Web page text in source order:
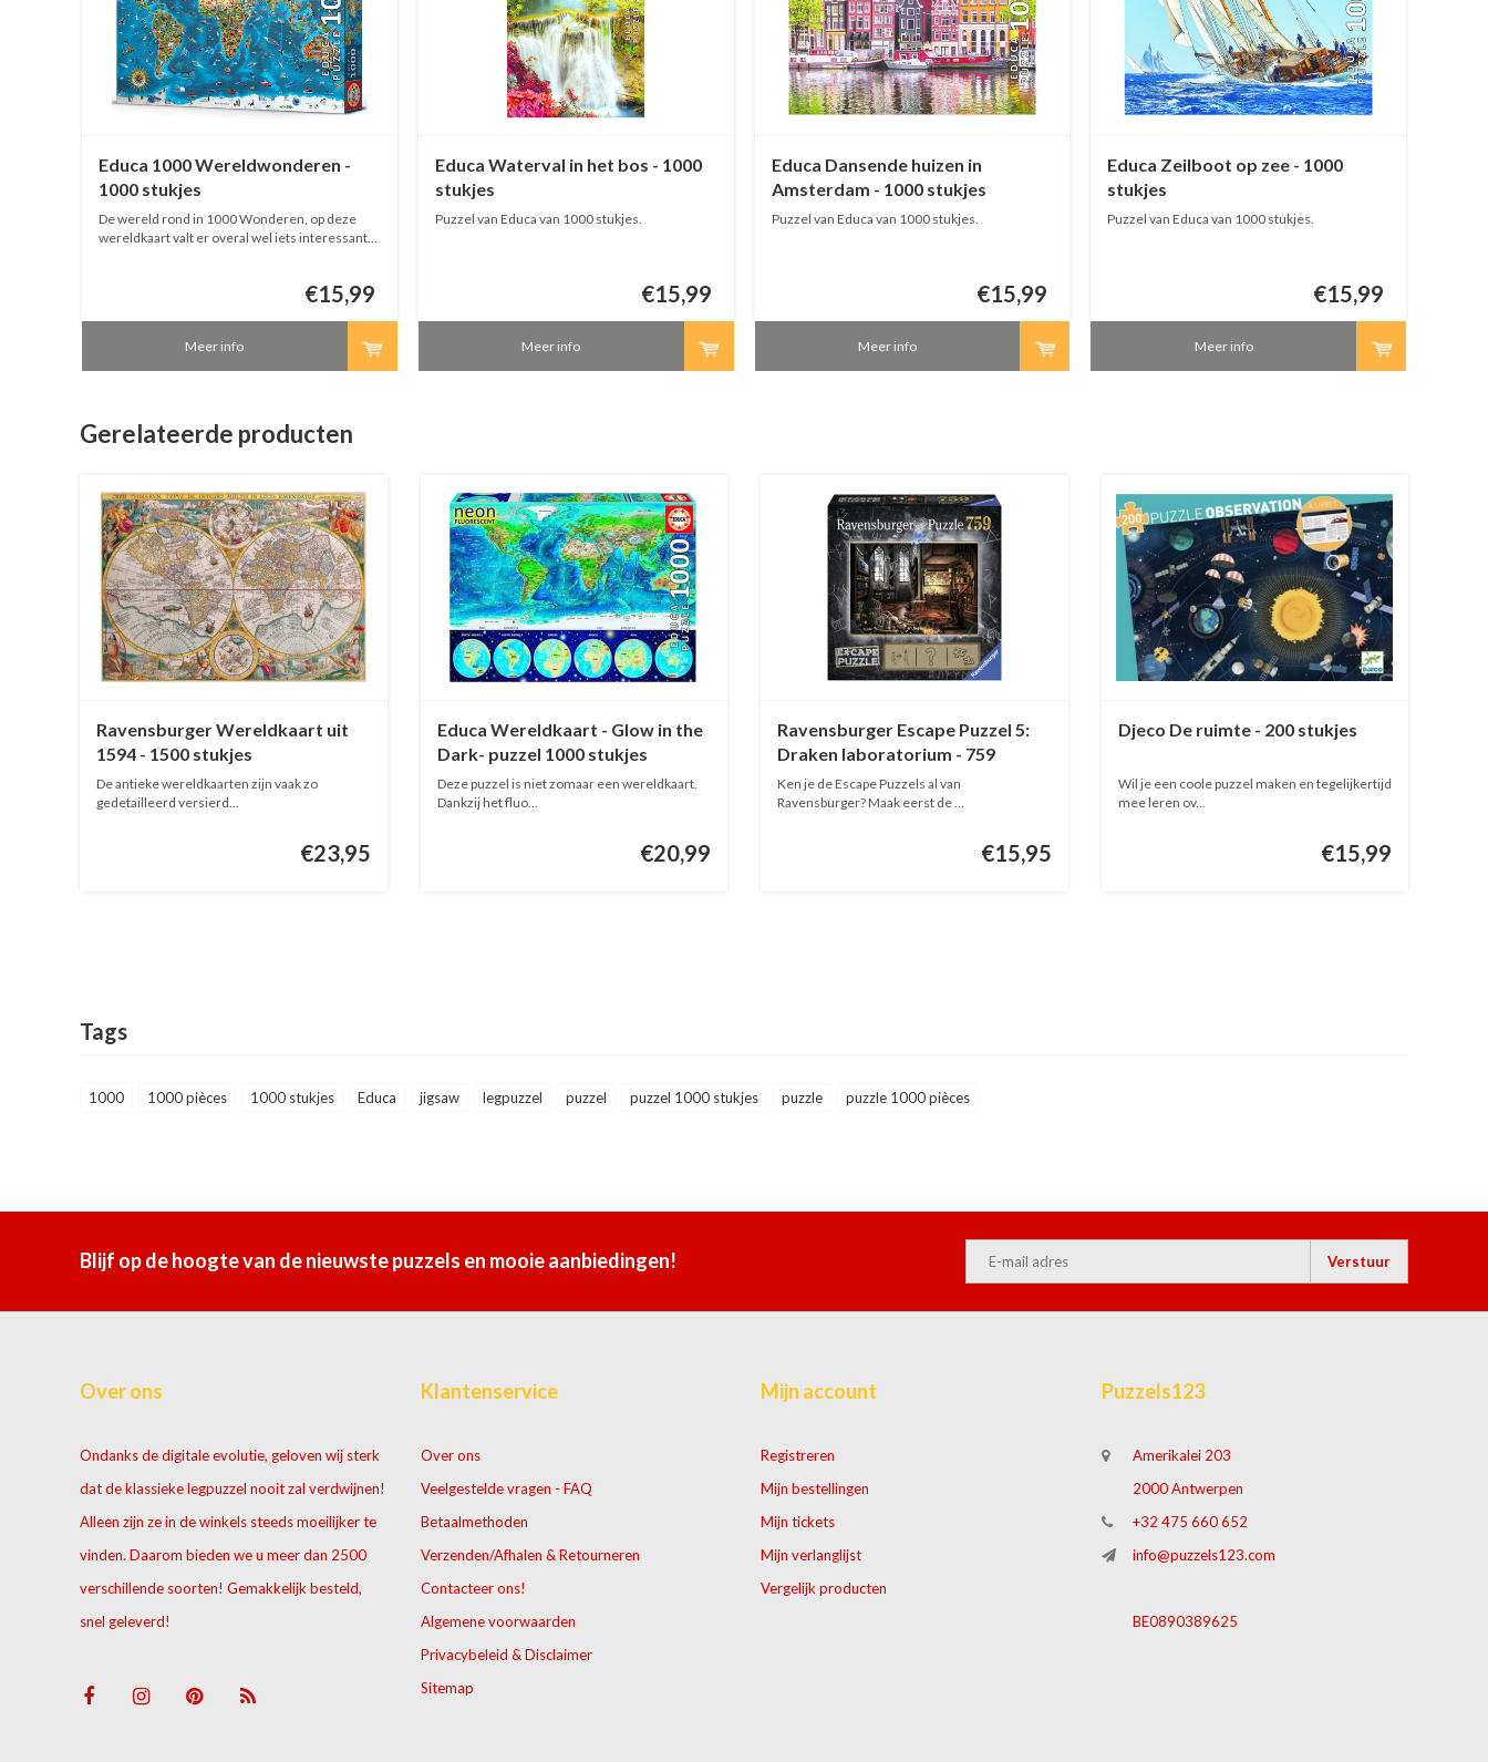
Educa 1000 Wereldwonderen -
1000 stukjes
De wereld rond in 1000 Wonderen, op deze
wereldkaart valt er overal wel iets interessants
€15,99
Meer info
Educa Waterval in het bos - 1000
stukjes
Puzzel van Educa van 1000 stukjes.
€15,99
Meer info
Educa Dansende huizen in
Amsterdam - 1000 stukjes
Puzzel van Educa van 1000 stukjes.
€15,99
Meer info
Educa Zeilboot op zee - 1000
stukjes
Puzzel van Educa van 1000 stukjes.
€15,99
Meer info
Gerelateerde producten
Ravensburger Wereldkaart uit
1594 - 1500 stukjes
De antieke wereldkaarten zijn vaak zo
gedetailleerd versierd...
€23,95
Educa Wereldkaart - Glow in the
Dark- puzzel 1000 stukjes
Deze puzzel is niet zomaar een wereldkaart.
Dankzij het fluo...
€20,99
Ravensburger Escape Puzzel 5:
Draken laboratorium - 759
stukjes
Ken je de Escape Puzzels al van
Ravensburger? Maak eerst de ...
€15,95
Djeco De ruimte - 200 stukjes
Wil je een coole puzzel maken en tegelijkertijd
mee leren ov...
€15,99
Tags
1000 1000 pièces 1000 stukjes Educa jigsaw legpuzzel puzzel puzzel 1000 stukjes puzzle puzzle 1000 pièces
Blijf op de hoogte van de nieuwste puzzels en mooie aanbiedingen! Verstuur
Over ons
Ondanks de digitale evolutie, geloven wij sterk
dat de klassieke legpuzzel nooit zal verdwijnen!
Alleen zijn ze in de winkels steeds moeilijker te
vinden. Daarom bieden we u meer dan 2500
verschillende soorten! Gemakkelijk besteld,
snel geleverd!
Klantenservice
Over ons
Veelgestelde vragen - FAQ
Betaalmethoden
Verzenden/Afhalen & Retourneren
Contacteer ons!
Algemene voorwaarden
Privacybeleid & Disclaimer
Sitemap
Mijn account
Registreren
Mijn bestellingen
Mijn tickets
Mijn verlanglijst
Vergelijk producten
Puzzels123
Amerikalei 203
2000 Antwerpen
+32 475 660 652
info@puzzels123.com
BE0890389625